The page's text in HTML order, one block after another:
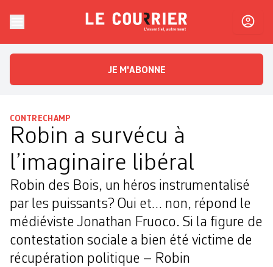
Le CourrierL'essentiel, autrement
JE M'ABONNE
CONTRECHAMP
Robin a survécu à
l’imaginaire libéral
Robin des Bois, un héros instrumentalisé
par les puissants? Oui et… non, répond le
médiéviste Jonathan Fruoco. Si la figure de
contestation sociale a bien été victime de
récupération politique – Robin